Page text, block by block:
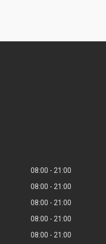
08:00
21:00
08:00
21:00
08:00
21:00
08:00
21:00
08:00
21:00